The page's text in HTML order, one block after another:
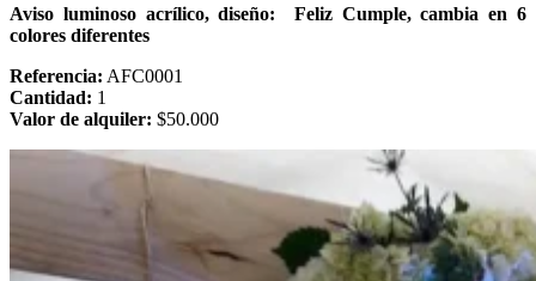
Aviso luminoso acrílico, diseño: Feliz Cumple, cambia en 6
colores diferentes
Referencia: AFC0001
Cantidad: 1
Valor de alquiler: $50.000